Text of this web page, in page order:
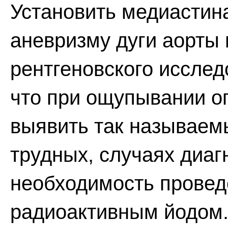
Установить
аневризму дуги
рентгеновского
что при ощупывании
выявить так
трудных, случаях
необходимость
радиоактивным йодом.